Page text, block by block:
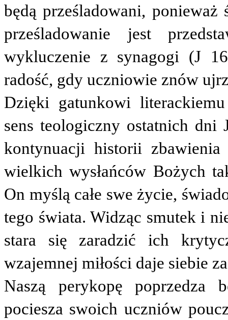
będą prześladowani,
prześladowanie jest
wykluczenie z synagogi (J
radość, gdy uczniowie znów
Dzięki gatunkowi
sens teologiczny ostatnich dni
kontynuacji historii
wielkich wysłańców Bożych
On myślą całe swe życie,
tego świata. Widząc smutek i
stara się zaradzić ich
wzajemnej miłości daje siebie
Naszą perykopę poprzedza
pociesza swoich uczniów